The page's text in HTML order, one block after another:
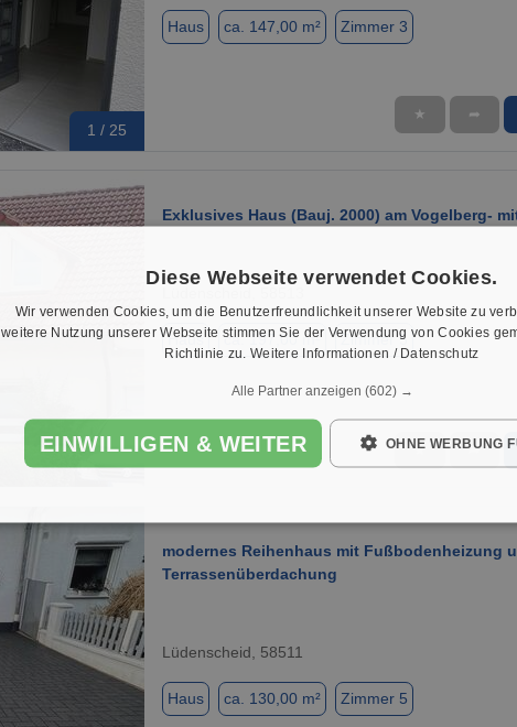
1 / 25
Haus ca. 147,00 m² Zimmer 3
★ ➦
1 / 20
Exklusives Haus (Bauj. 2000) am Vogelberg-
Haus ca. 197,00 m² Zimmer 5
★ ➦
modernes Reihenhaus mit Fußbodenheizung
Terrassenüberdachung
Lüdenscheid, 58511
Haus ca. 130,00 m² Zimmer 5
Diese Webseite verwendet Cookies.
Wir verwenden Cookies, um die Benutzerfreundlichkeit unserer Website zu
weitere Nutzung unserer Webseite stimmen Sie der Verwendung von Cookies
Richtlinie zu. Weitere Informationen / Datenschutz
Alle Partner anzeigen (602) →
EINWILLIGEN & WEITER OHNE WERBUNG